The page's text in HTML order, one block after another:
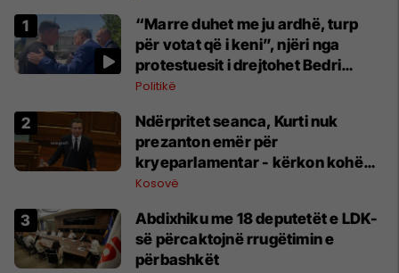
“Marre duhet me ju ardhë, turp
për votat që i keni”, njëri nga
protestuesit i drejtohet Bedri
Hamzës
Politikë
Ndërpritet seanca, Kurti nuk
prezanton emër për
kryeparlamentar - kërkon kohë
shtesë për marrëveshje politike
Kosovë
Abdixhiku me 18 deputetët e LDK-
së përcaktojnë rrugëtimin e
përbashkët